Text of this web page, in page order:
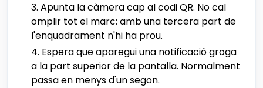
Apunta la càmera cap al codi QR. No cal
omplir tot el marc: amb una tercera part de
l'enquadrament n'hi ha prou.
Espera que aparegui una notificació groga
a la part superior de la pantalla. Normalment
passa en menys d'un segon.